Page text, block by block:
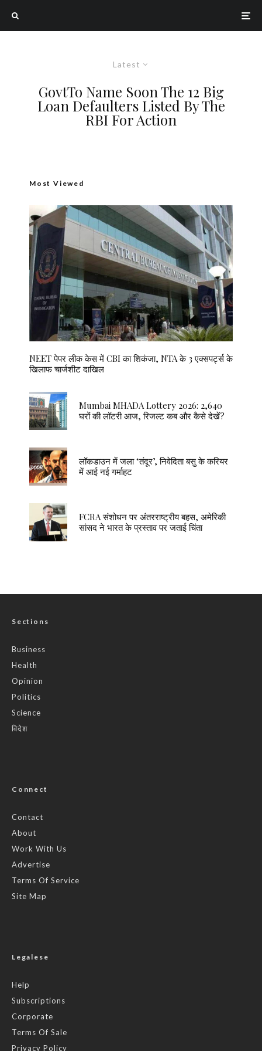
Latest
GovtTo Name Soon The 12 Big
Loan Defaulters Listed By The
RBI For Action
Most Viewed
NEET पेपर लीक केस में CBI का शिकंजा, NTA के 3 एक्सपर्ट्स के
खिलाफ चार्जशीट दाखिल
Mumbai MHADA Lottery 2026: 2,640
घरों की लॉटरी आज, रिजल्ट कब और कैसे देखें?
लॉकडाउन में जला ‘तंदूर’, निवेदिता बसु के करियर
में आई नई गर्माहट
FCRA संशोधन पर अंतरराष्ट्रीय बहस, अमेरिकी
सांसद ने भारत के प्रस्ताव पर जताई चिंता
Sections
Business
Health
Opinion
Politics
Science
विदेश
Connect
Contact
About
Work With Us
Advertise
Terms Of Service
Site Map
Legalese
Help
Subscriptions
Corporate
Terms Of Sale
Privacy Policy